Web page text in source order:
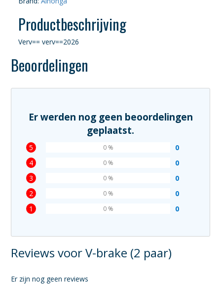
Productbeschrijving
Verv== verv==2026
Beoordelingen
Er werden nog geen beoordelingen
geplaatst.
5 0
0 %
4 0
0 %
3 0
0 %
2 0
0 %
1 0
0 %
Reviews voor V-brake (2 paar)
Er zijn nog geen reviews